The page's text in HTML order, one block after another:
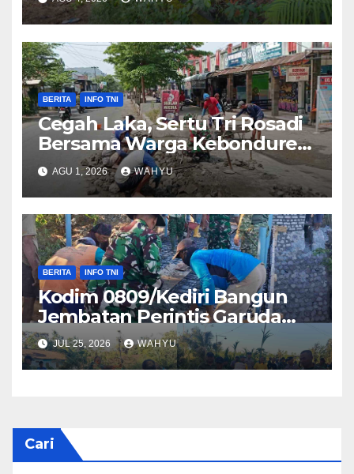
Gotong Royong Bersihkan
Irigasi
BERITA INFO TNI
Cegah Laka, Sertu Tri Rosadi
Bersama Warga Kebonduren
Gotong Royong Perbaiki
Jalan
AGU 1, 2026 WAHYU
BERITA INFO TNI
Kodim 0809/Kediri Bangun
Jembatan Perintis Garuda
Merah Putih, Wujud Nyata
Bhakti TNI Perkuat Akses dan
Ekonomi Warga
JUL 25, 2026 WAHYU
Cari